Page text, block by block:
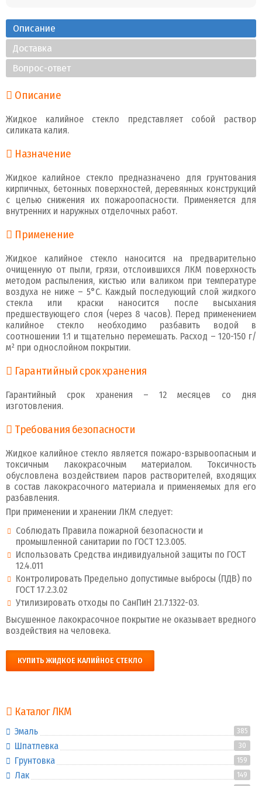
Описание
Доставка
Вопрос-ответ
Описание
Жидкое калийное стекло представляет собой раствор
силиката калия.
Назначение
Жидкое калийное стекло предназначено для грунтования
кирпичных, бетонных поверхностей, деревянных конструкций
с целью снижения их пожароопасности. Применяется для
внутренних и наружных отделочных работ.
Применение
Жидкое калийное стекло наносится на предварительно
очищенную от пыли, грязи, отслоившихся ЛКМ поверхность
методом распыления, кистью или валиком при температуре
воздуха не ниже – 5°С. Каждый последующий слой жидкого
стекла или краски наносится после высыхания
предшествующего слоя (через 8 часов). Перед применением
калийное стекло необходимо разбавить водой в
соотношении 1:1 и тщательно перемешать. Расход – 120-150 г/
м² при однослойном покрытии.
Гарантийный срок хранения
Гарантийный срок хранения – 12 месяцев со дня
изготовления.
Требования безопасности
Жидкое калийное стекло является пожаро-взрывоопасным и
токсичным лакокрасочным материалом. Токсичность
обусловлена воздействием паров растворителей, входящих
в состав лакокрасочного материала и применяемых для его
разбавления.
При применении и хранении ЛКМ следует:
Соблюдать Правила пожарной безопасности и
промышленной санитарии по ГОСТ 12.3.005.
Использовать Средства индивидуальной защиты по ГОСТ
12.4.011
Контролировать Предельно допустимые выбросы (ПДВ) по
ГОСТ 17.2.3.02
Утилизировать отходы по СанПиН 2.1.7.1322-03.
Высушенное лакокрасочное покрытие не оказывает вредного
воздействия на человека.
КУПИТЬ ЖИДКОЕ КАЛИЙНОЕ СТЕКЛО
Каталог ЛКМ
Эмаль 385
Шпатлевка 30
Грунтовка 159
Лак 149